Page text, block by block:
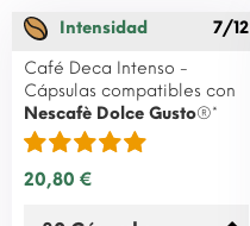
Intensidad
7/12
Café Deca Intenso -
Cápsulas compatibles con
Nescafè Dolce Gusto®*
20,80 €